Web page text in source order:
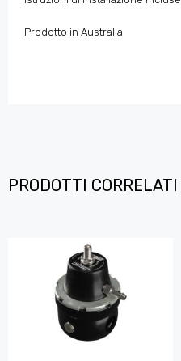
Prodotto in Australia
PRODOTTI CORRELATI